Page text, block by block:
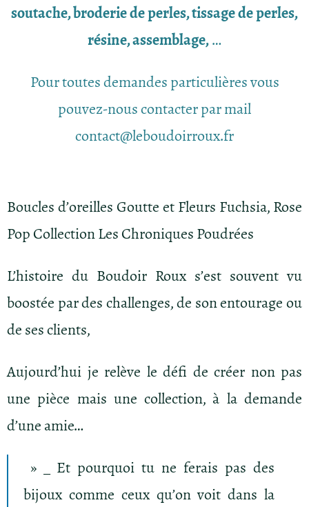
soutache, broderie de perles, tissage de perles,
résine, assemblage,…
Pour toutes demandes particulières vous
pouvez-nous contacter par mail
contact@leboudoirroux.fr
Boucles d’oreilles Goutte et Fleurs Fuchsia, Rose
Pop Collection Les Chroniques Poudrées
L’histoire du Boudoir Roux s’est souvent vu
boostée par des challenges, de son entourage ou
de ses clients,
Aujourd’hui je relève le défi de créer non pas
une pièce mais une collection, à la demande
d’une amie…
» _ Et pourquoi tu ne ferais pas des
bijoux comme ceux qu’on voit dans la